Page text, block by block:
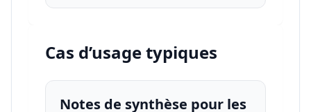
Cas d’usage typiques
Notes de synthèse pour les